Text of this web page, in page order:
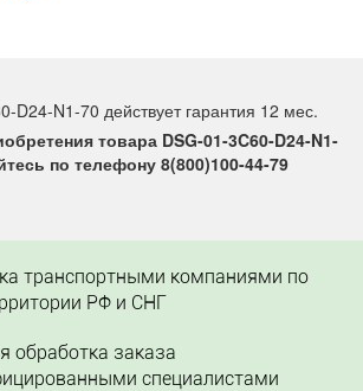
D24-N1-70 действует гарантия 12 мес.
товара DSG-01-3C60-D24-N1-
по телефону 8(800)100-44-79
транспортными компаниями по
РФ и СНГ
обработка заказа
специалистами